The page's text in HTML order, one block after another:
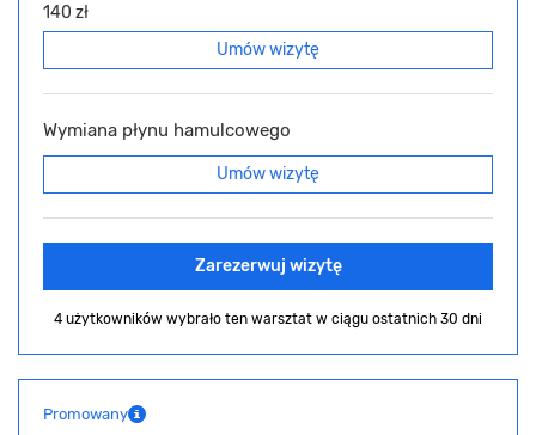
140 zł
Umów wizytę
Wymiana płynu hamulcowego
Umów wizytę
Zarezerwuj wizytę
4 użytkowników wybrało ten warsztat w ciągu ostatnich 30 dni
Promowany